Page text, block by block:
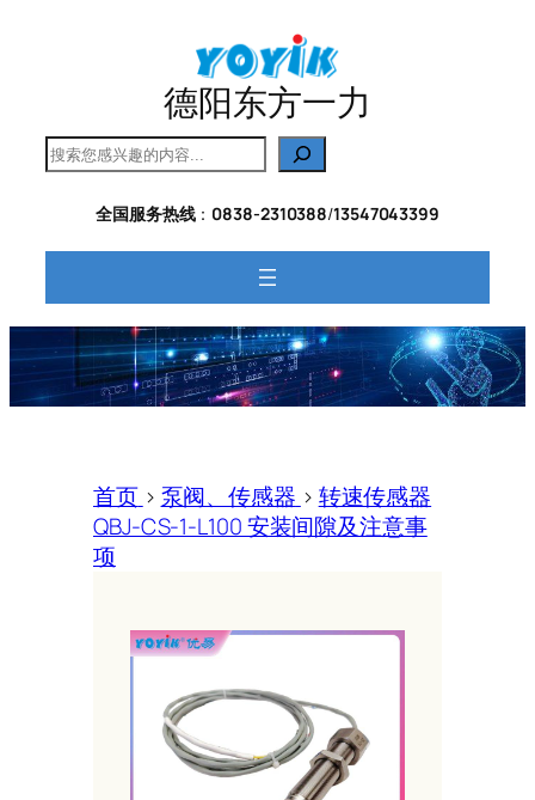
德阳东方一力
搜
索
全国服务热线： 0838-2310388/13547043399
首页 > 泵阀、传感器 > 转速传感器
QBJ-CS-1-L100 安装间隙及注意事
项